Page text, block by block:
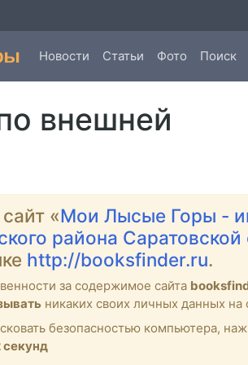
Новости Статьи Фото Поиск
внешней
«Мои Лысые Горы -
района Саратовской
http://booksfinder.ru.
за содержимое сайта
никаких своих личных данных на
безопасностью компьютера,
секунд